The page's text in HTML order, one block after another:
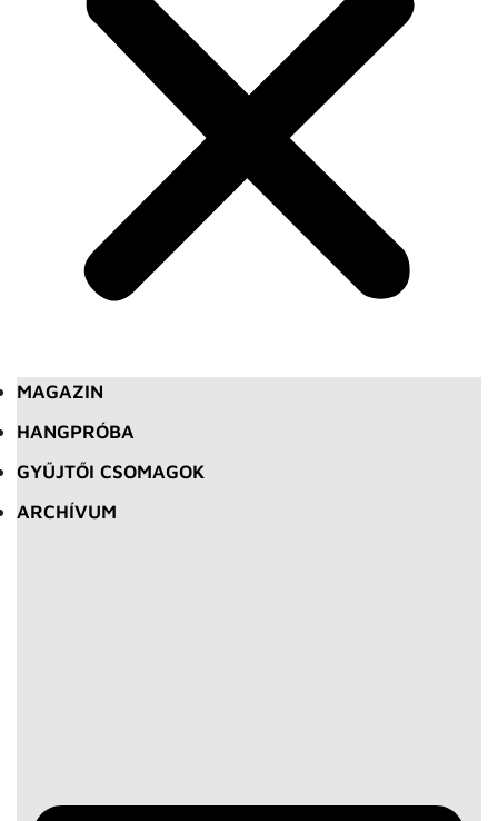
MAGAZIN
HANGPRÓBA
GYŰJTŐI CSOMAGOK
ARCHÍVUM